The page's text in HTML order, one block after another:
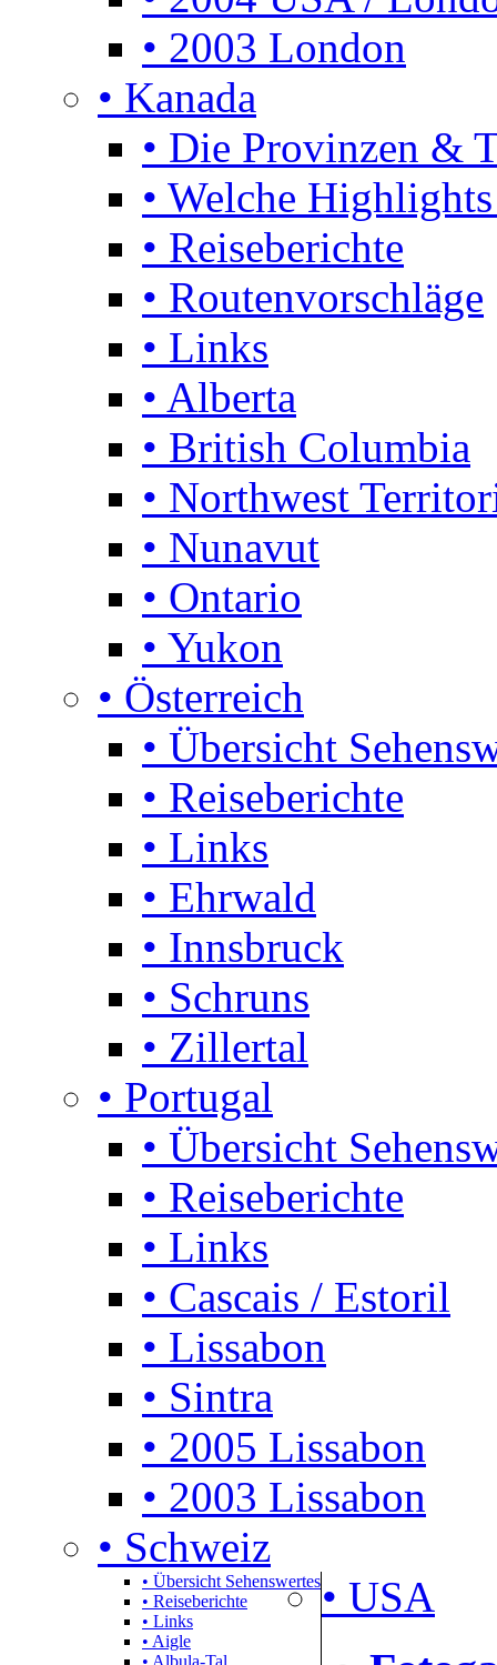
• 2003 London
• Kanada
• Die Provinzen &
• Welche
• Reiseberichte
• Routenvorschläge
• Links
• Alberta
• British Columbia
• Northwest
• Nunavut
• Ontario
• Yukon
• Österreich
• Übersicht
• Reiseberichte
• Links
• Ehrwald
• Innsbruck
• Schruns
• Zillertal
• Portugal
• Übersicht
• Reiseberichte
• Links
• Cascais / Estoril
• Lissabon
• Sintra
• 2005 Lissabon
• 2003 Lissabon
• Schweiz
• Übersicht Sehenswertes
• Reiseberichte
• Links
• Aigle
• Albula-Tal
• USA